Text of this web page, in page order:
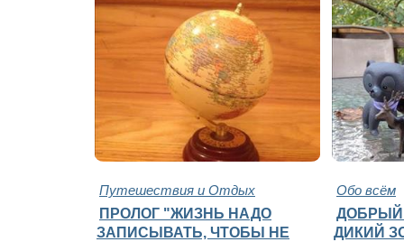
Путешествия и Отдых Обо всём
ПРОЛОГ "ЖИЗНЬ НАДО
ЗАПИСЫВАТЬ, ЧТОБЫ НЕ
ДОБРЫЙ
ДИКИЙ